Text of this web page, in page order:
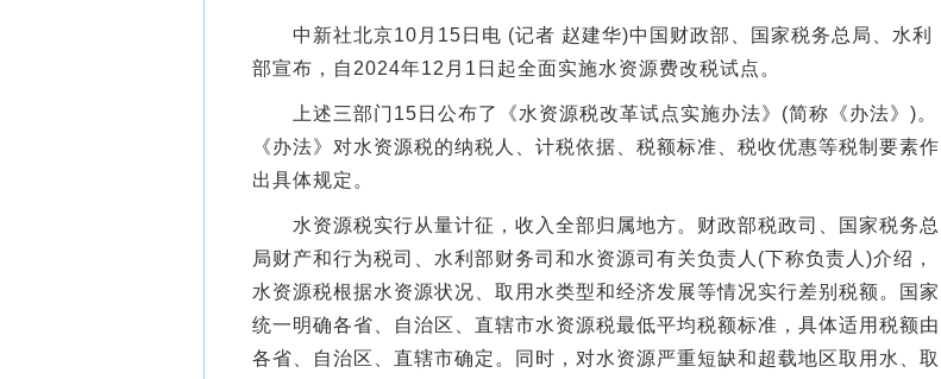
中新社北京10月15日电 (记者 赵建华)中国财政部、国家税务总局、水利
部宣布，自2024年12月1日起全面实施水资源费改税试点。
上述三部门15日公布了《水资源税改革试点实施办法》(简称《办法》)。
《办法》对水资源税的纳税人、计税依据、税额标准、税收优惠等税制要素作
出具体规定。
水资源税实行从量计征，收入全部归属地方。财政部税政司、国家税务总
局财产和行为税司、水利部财务司和水资源司有关负责人(下称负责人)介绍，
水资源税根据水资源状况、取用水类型和经济发展等情况实行差别税额。国家
统一明确各省、自治区、直辖市水资源税最低平均税额标准，具体适用税额由
各省、自治区、直辖市确定。同时，对水资源严重短缺和超载地区取用水、取